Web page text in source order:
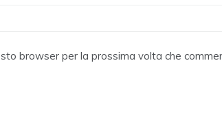
browser per la prossima volta che